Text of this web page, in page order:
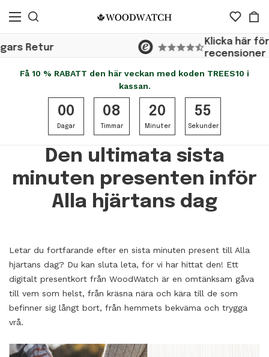
Klicka här för att se
recensioner
Få 10 % RABATT den här veckan med koden TREES10 i
kassan.
00
Dagar
08
Timmar
20
Minuter
55
Sekunder
Den ultimata sista
minuten presenten inför
Alla hjärtans dag
Letar du fortfarande efter en sista minuten present till Alla
hjärtans dag? Du kan sluta leta, för vi har hittat den! Ett
digitalt presentkort från WoodWatch är en omtänksam gåva
till vem som helst, från kräsna nära och kära till de som
befinner sig långt bort, från hemmets bekväma och trygga
vrå.